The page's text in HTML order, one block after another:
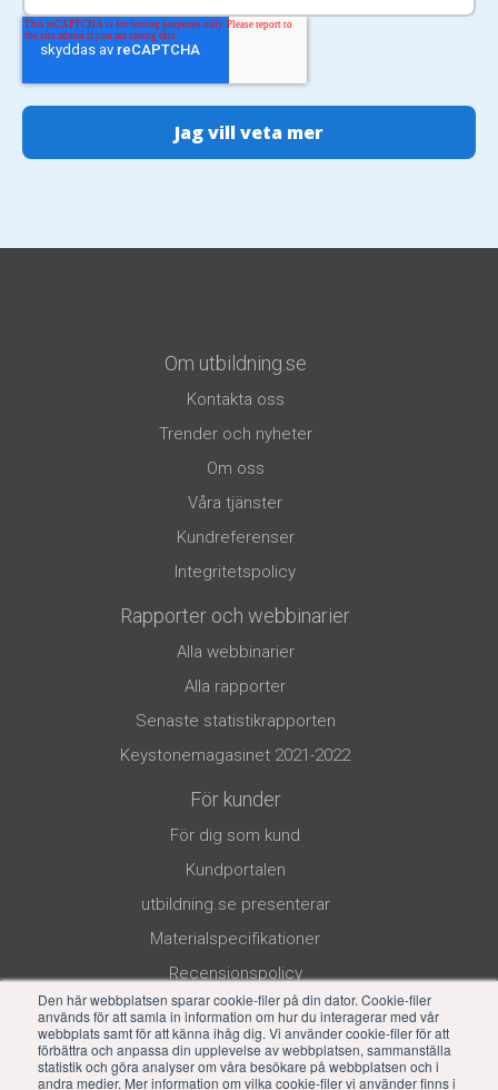
Den här webbplatsen sparar cookie-filer på din dator. Cookie-filer
används för att samla in information om hur du interagerar med vår
webbplats samt för att känna ihåg dig. Vi använder cookie-filer för att
förbättra och anpassa din upplevelse av webbplatsen, sammanställa
statistik och göra analyser om våra besökare på webbplatsen och i
andra medier. Mer information om vilka cookie-filer vi använder finns i
Om utbildning.se
Kontakta oss
Trender och nyheter
Om oss
Våra tjänster
Kundreferenser
Integritetspolicy
Rapporter och webbinarier
Alla webbinarier
Alla rapporter
Senaste statistikrapporten
Keystonemagasinet 2021-2022
För kunder
För dig som kund
Kundportalen
utbildning.se presenterar
Materialspecifikationer
Recensionspolicy